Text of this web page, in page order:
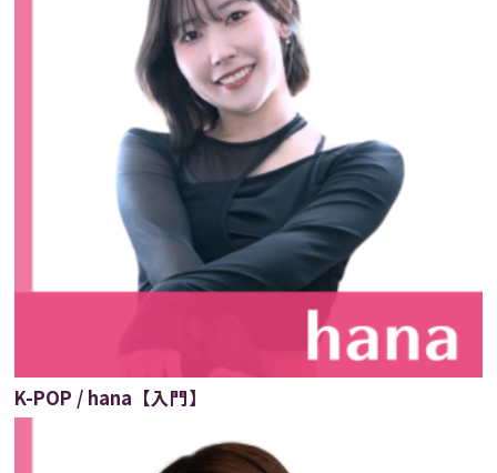
K-POP / hana【入門】